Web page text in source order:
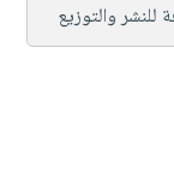
للنشر والتوزيع